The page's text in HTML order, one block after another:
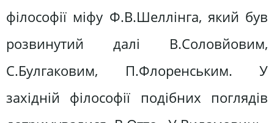
філософії міфу Ф.В.Шеллінга, який був
розвинутий далі В.Соловйовим,
С.Булгаковим, П.Флоренським. У
західній філософії подібних поглядів